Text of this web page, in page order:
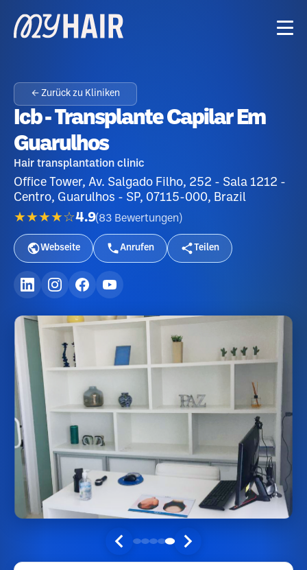
← Zurück zu Kliniken
Icb - Transplante Capilar Em
Guarulhos
Hair transplantation clinic
Office Tower, Av. Salgado Filho, 252 - Sala 1212 -
Centro, Guarulhos - SP, 07115-000, Brazil
★★★★☆4.9(83 Bewertungen )
Webseite Anrufen Teilen